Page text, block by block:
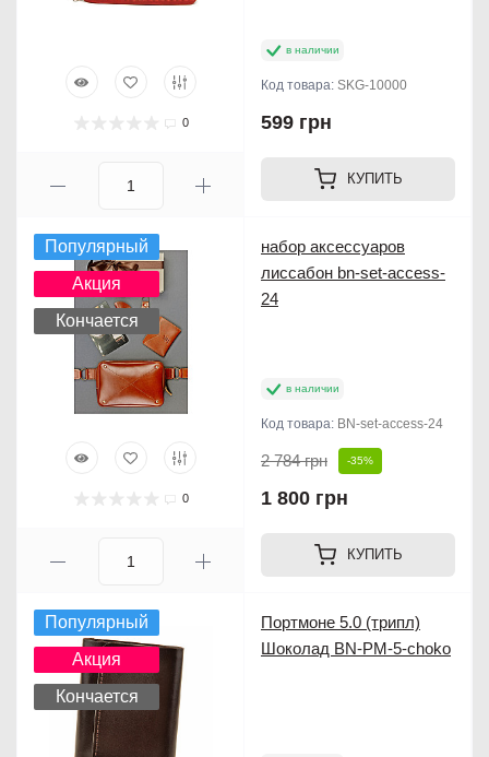
0
в наличии
Код товара: SKG-10000
599 грн
КУПИТЬ
Популярный
Акция
Кончается
0
набор аксессуаров
лиссабон bn-set-access-
24
в наличии
Код товара: BN-set-access-24
2 784 грн -35%
1 800 грн
КУПИТЬ
Популярный
Акция
Кончается
Портмоне 5.0 (трипл)
Шоколад BN-PM-5-choko